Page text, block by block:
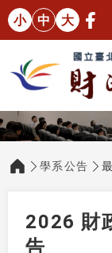
小 中 大
學系公告
2026 財
告